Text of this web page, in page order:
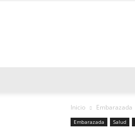
Inicio Embarazada
Embarazada Salud